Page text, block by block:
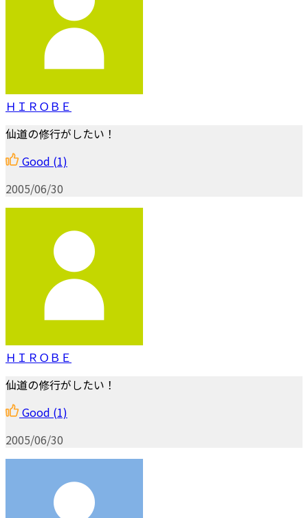
ＨＩＲＯＢＥ
仙道の修行がしたい！
Good (1)
2005/06/30
ＨＩＲＯＢＥ
仙道の修行がしたい！
Good (1)
2005/06/30